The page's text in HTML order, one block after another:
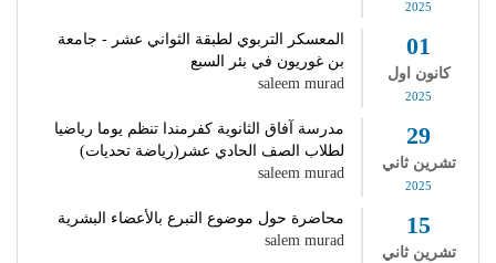
2025
01
كانون اول
2025
المعسكر التربوي لطبقة الثواني عشر - جامعة
بن غوريون في بئر السبع
saleem murad
29
تشرين ثاني
2025
مدرسة آفاق الثانوية كفرمندا تنظم يوما رياضيا
لطلاب الصف الحادي عشر(رياضة تحديات)
saleem murad
15
تشرين ثاني
محاضرة حول موضوع التبرع بالأعضاء البشرية
salem murad